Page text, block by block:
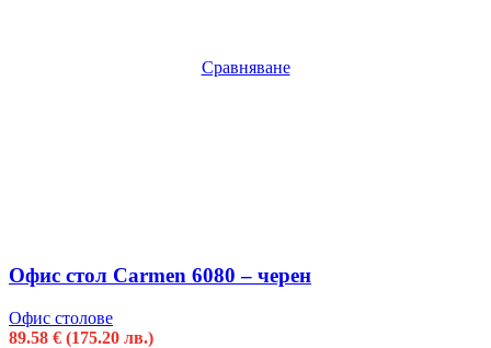
Сравняване
Офис стол Carmen 6080 – черен
Офис столове
89.58 € (175.20 лв.)